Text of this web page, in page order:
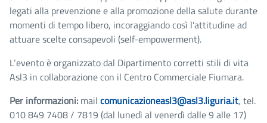
legati alla prevenzione e alla promozione della salute durante
momenti di tempo libero, incoraggiando così l'attitudine ad
attuare scelte consapevoli (self-empowerment).
L‘evento è organizzato dal Dipartimento corretti stili di vita
Asl3 in collaborazione con il Centro Commerciale Fiumara.
Per informazioni: mail comunicazioneasl3@asl3.liguria.it, tel.
010 849 7408 / 7819 (dal lunedì al venerdì dalle 9 alle 17)